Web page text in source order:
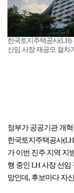
한국토지주택공사(LH)
신임 사장 재공모 절차
정부가 공공기관 개
한국토지주택공사
가 이번 진주 지역 지
행 중인 LH 사장 선
망인데, 후보마다 자